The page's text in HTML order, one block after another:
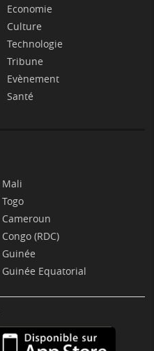
Economie
Culture
Technologie
Tribune
Evènement
Santé
Mali
Togo
Cameroun
Congo (RDC)
Guinée
Guinée Equatorial